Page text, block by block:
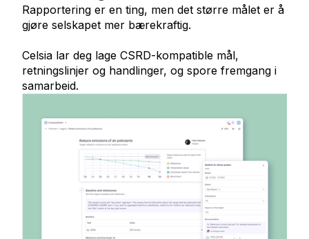
Rapportering er en ting, men det større målet er å
gjøre selskapet mer bærekraftig.
Celsia lar deg lage CSRD-kompatible mål,
retningslinjer og handlinger, og spore fremgang i
samarbeid.